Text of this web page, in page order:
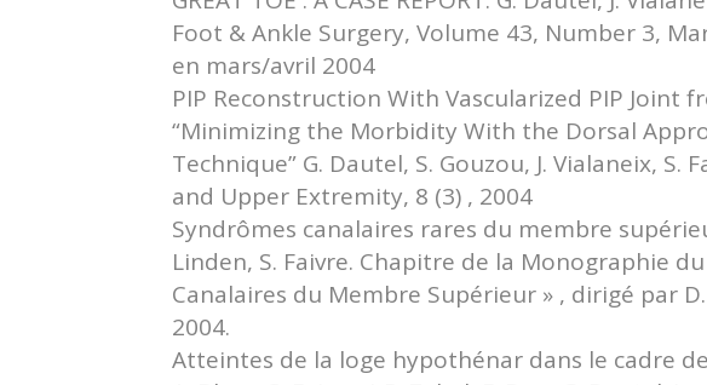
Foot & Ankle Surgery, Volume 43, Number 3,
en mars/avril 2004
PIP Reconstruction With Vascularized PIP Joint
“Minimizing the Morbidity With the Dorsal
Technique” G. Dautel, S. Gouzou, J. Vialaneix, S.
and Upper Extremity, 8 (3) , 2004
Syndrômes canalaires rares du membre
Linden, S. Faivre. Chapitre de la Monographie
Canalaires du Membre Supérieur » , dirigé par
2004.
Atteintes de la loge hypothénar dans le cadre